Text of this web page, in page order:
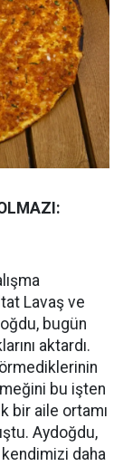
Lavaş ve
bugün
aktardı.
bu işten
bir aile ortamı
Aydoğdu,
kendimizi daha